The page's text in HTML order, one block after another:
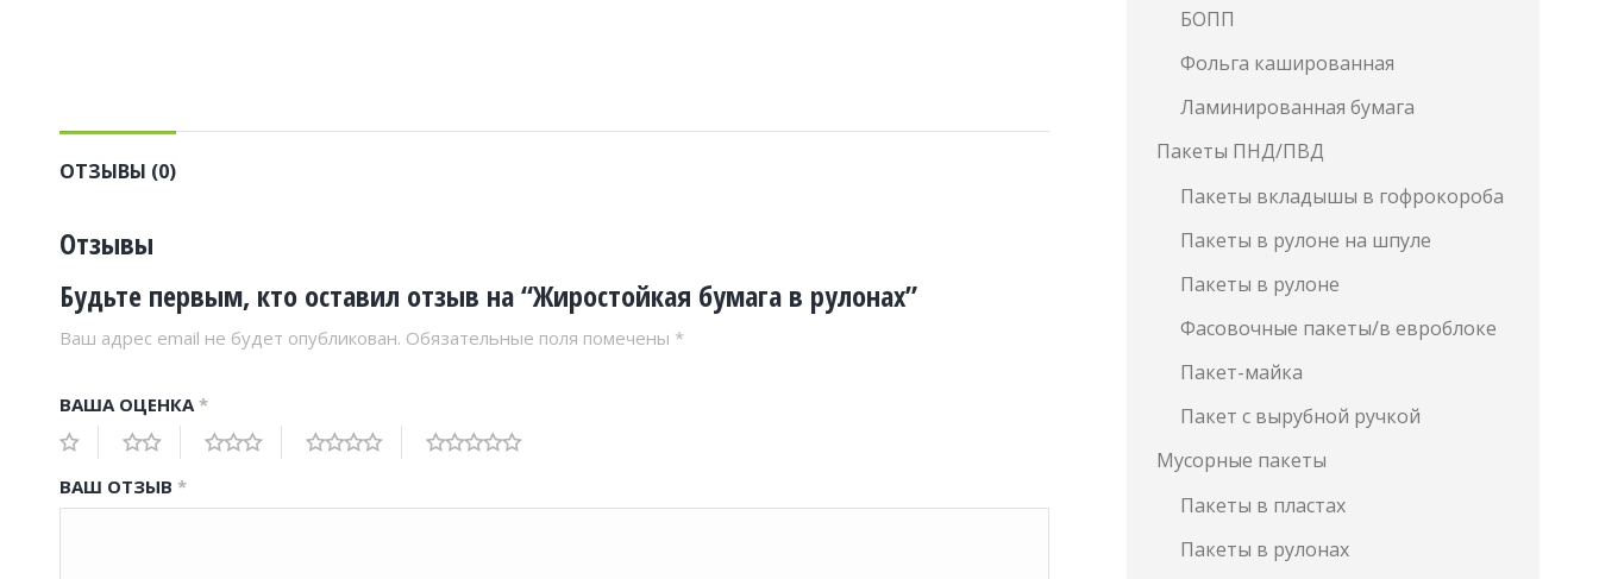
ОТЗЫВЫ (0)
Отзывы
Будьте первым, кто оставил отзыв на “Жиростойкая бумага в рулонах”
Ваш адрес email не будет опубликован. Обязательные поля помечены *
ВАША ОЦЕНКА *
ВАШ ОТЗЫВ *
БОПП
Фольга кашированная
Ламинированная бумага
Пакеты ПНД/ПВД
Пакеты вкладышы в гофрокороба
Пакеты в рулоне на шпуле
Пакеты в рулоне
Фасовочные пакеты/в евроблоке
Пакет-майка
Пакет с вырубной ручкой
Мусорные пакеты
Пакеты в пластах
Пакеты в рулонах